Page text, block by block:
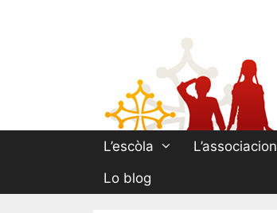
L’escòla L’associacion
Lo blog